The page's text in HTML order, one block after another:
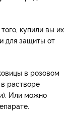
купили вы их
для защиты от
в розовом
растворе
Или можно